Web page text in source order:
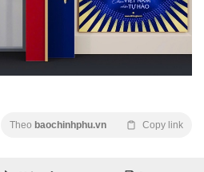
Theo baochinhphu.vn Copy link